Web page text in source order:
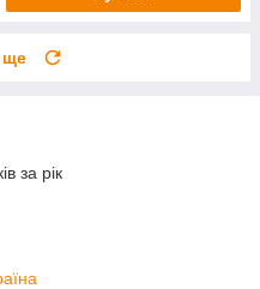
ще
за рік